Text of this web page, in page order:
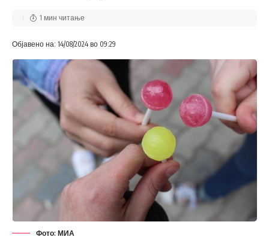
Објавено на: 14/08/2024 во 09:29
1 мин читање
Фото: МИА